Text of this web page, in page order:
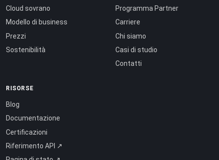
Cloud sovrano
Modello di business
Prezzi
Sostenibilità
Programma Partner
Carriere
Chi siamo
Casi di studio
Contatti
RISORSE
Blog
Documentazione
Certificazioni
Riferimento API ↗